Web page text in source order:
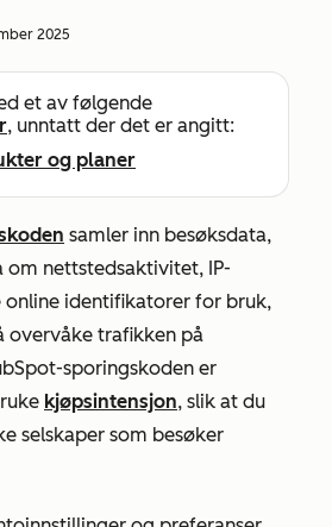
2025
et av følgende
, unntatt der det er angitt:
og planer
samler inn besøksdata,
om nettstedsaktivitet, IP-
online identifikatorer for bruk,
overvåke trafikken på
sporingskoden er
kjøpsintensjon, slik at du
selskaper som besøker